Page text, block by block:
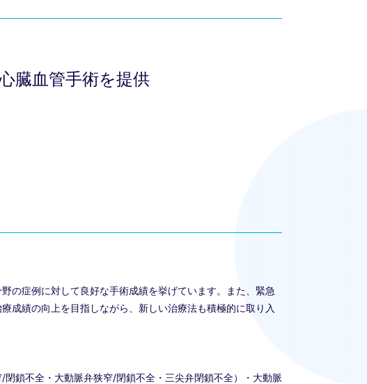
臓血管手術を提供
の症例に対して良好な手術成績を挙げています。また、緊急
成績の向上を目指しながら、新しい治療法も積極的に取り入
鎖不全・大動脈弁狭窄/閉鎖不全・三尖弁閉鎖不全）・大動脈